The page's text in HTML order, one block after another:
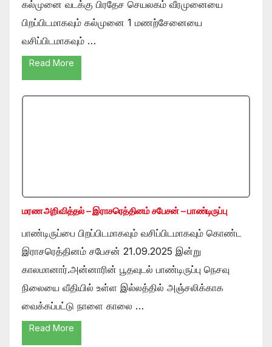
கல்முனை வடக்கு பிரதேச செயலகம் வீரமுனையை
பிறப்பிடமாகவும் கல்முனை 1 மணற்சேனையை
வசிப்பிடமாகவும் …
Read More
மரண அறிவித்தல் – இராசரெத்தினம் சபேசன் – பாண்டிருப்பு
பாண்டிருப்பை பிறப்பிடமாகவும் வசிப்பிடமாகவும் கொண்ட
இராசரெத்தினம் சபேசன் 21.09.2025 இன்று
காலமானார்.அன்னாரின் பூதவுடல் பாண்டிருப்பு நெசவு
நிலையை வீதியில் உள்ள இல்லத்தில் அஞ்சலிக்காக
வைக்கப்பட்டு நாளை காலை …
Read More